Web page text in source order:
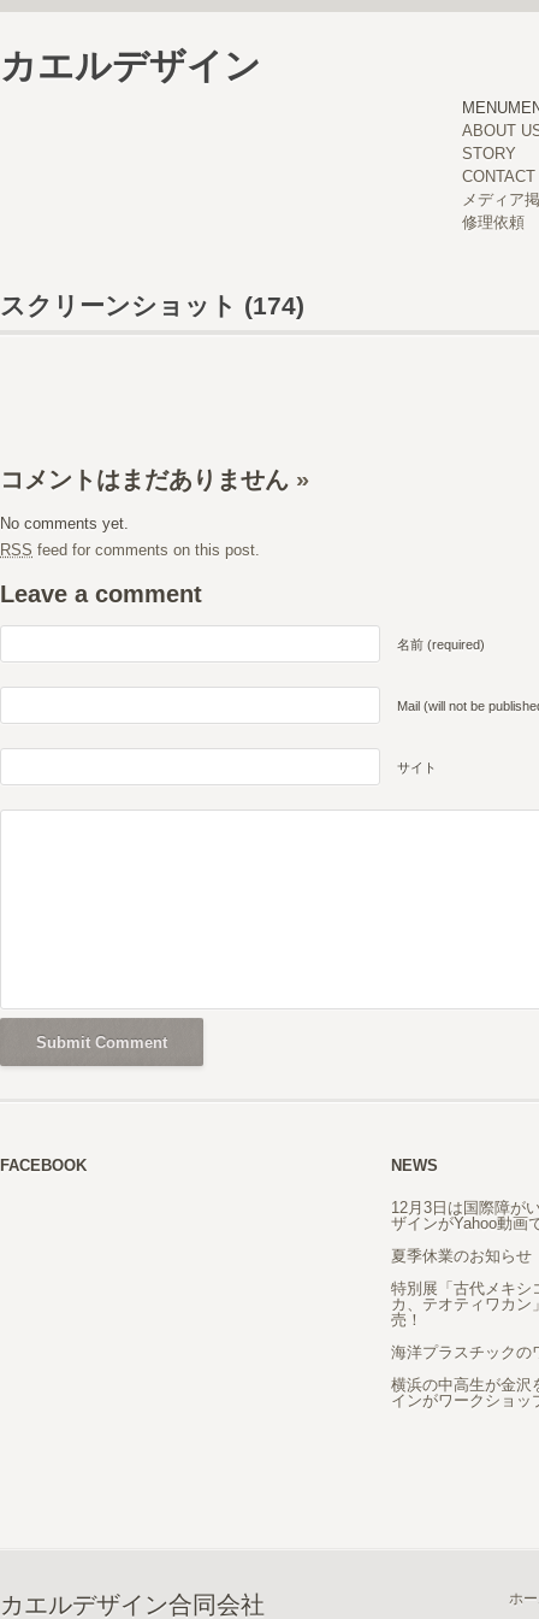
カエルデザイン
MENU
ABOUT
STORY
CONTACT
メディア
修理依頼
スクリーンショット (174)
コメントはまだありません »
No comments yet.
RSS feed for comments on this post.
Leave a comment
名前 (required)
Mail (will not be
サイト
FACEBOOK NEWS
12月3日は国際障が
ザインがYahoo動画
夏季休業のお知らせ
特別展「古代メキ
カ、テオティワカン
売！
海洋プラスチックの
横浜の中高生が金沢
インがワークショッ
カエルデザイン合同会社 ホ